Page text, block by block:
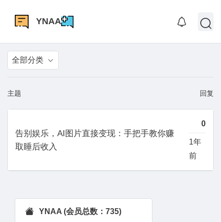
YNAA
全部分类
主题 回复
告别娱乐，AI图片直接变现：手把手教你赚
取睡后收入
0
1年
前
YNAA (会员总数：735)